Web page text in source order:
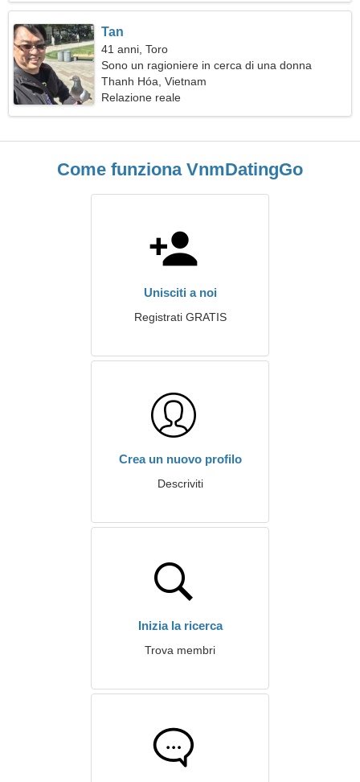
Tan
41 anni, Toro
Sono un ragioniere in cerca di una donna
spettacolare
Thanh Hóa, Vietnam
Relazione reale
Come funziona VnmDatingGo
Unisciti a noi
Registrati GRATIS
Crea un nuovo profilo
Descriviti
Inizia la ricerca
Trova membri